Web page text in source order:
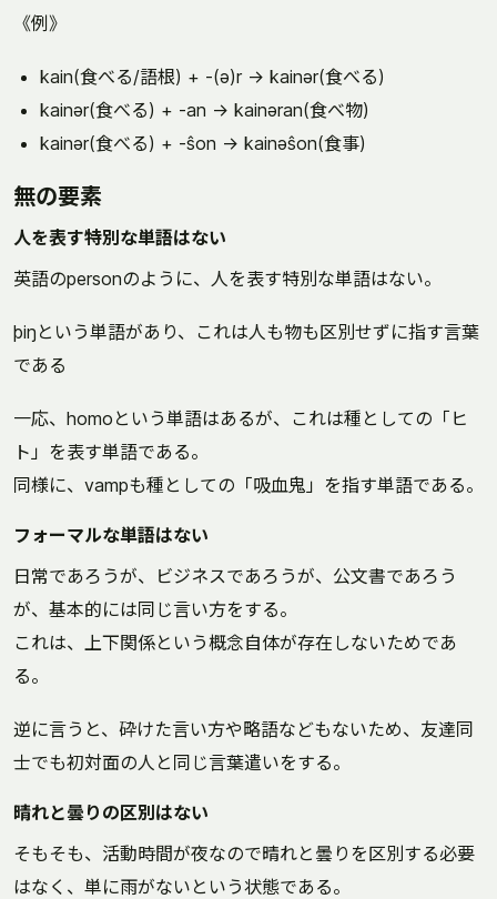
《例》
kain(食べる/語根) + -(ə)r → kainər(食べる)
kainər(食べる) + -an → kainəran(食べ物)
kainər(食べる) + -ŝon → kainəŝon(食事)
無の要素
人を表す特別な単語はない
英語のpersonのように、人を表す特別な単語はない。
þiŋという単語があり、これは人も物も区別せずに指す言葉
である
一応、homoという単語はあるが、これは種としての「ヒ
ト」を表す単語である。
同様に、vampも種としての「吸血鬼」を指す単語である。
フォーマルな単語はない
日常であろうが、ビジネスであろうが、公文書であろう
が、基本的には同じ言い方をする。
これは、上下関係という概念自体が存在しないためであ
る。
逆に言うと、砕けた言い方や略語などもないため、友達同
士でも初対面の人と同じ言葉遣いをする。
晴れと曇りの区別はない
そもそも、活動時間が夜なので晴れと曇りを区別する必要
はなく、単に雨がないという状態である。